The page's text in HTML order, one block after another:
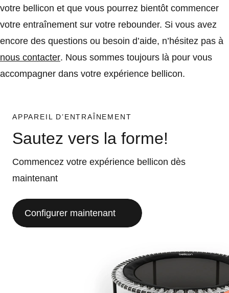
votre bellicon et que vous pourrez bientôt commencer
votre entraînement sur votre rebounder. Si vous avez
encore des questions ou besoin d’aide, n’hésitez pas à
nous contacter. Nous sommes toujours là pour vous
accompagner dans votre expérience bellicon.
APPAREIL D’ENTRAÎNEMENT
Sautez vers la forme!
Commencez votre expérience bellicon dès
maintenant
Configurer maintenant